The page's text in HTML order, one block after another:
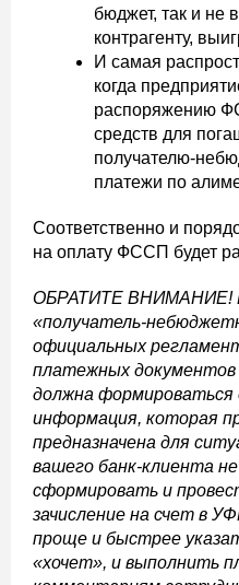
бюджет, так и не
контрагенту,
И самая
когда
распоряжению
средств для
получателю-
платежи по
Соответственно и
на оплату ФССП будет
ОБРАТИТЕ ВНИМАНИЕ!
«получатель-
официальных
платежных
должна
информация, которая
предназначена для
вашего банк-клиента
сформировать и
зачисление на счет в
проще и быстрее
«хочет», и выполнить